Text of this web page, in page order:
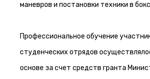
маневров и постановки техники в
Профессиональное обучение
студенческих отрядов
основе за счет средств гранта